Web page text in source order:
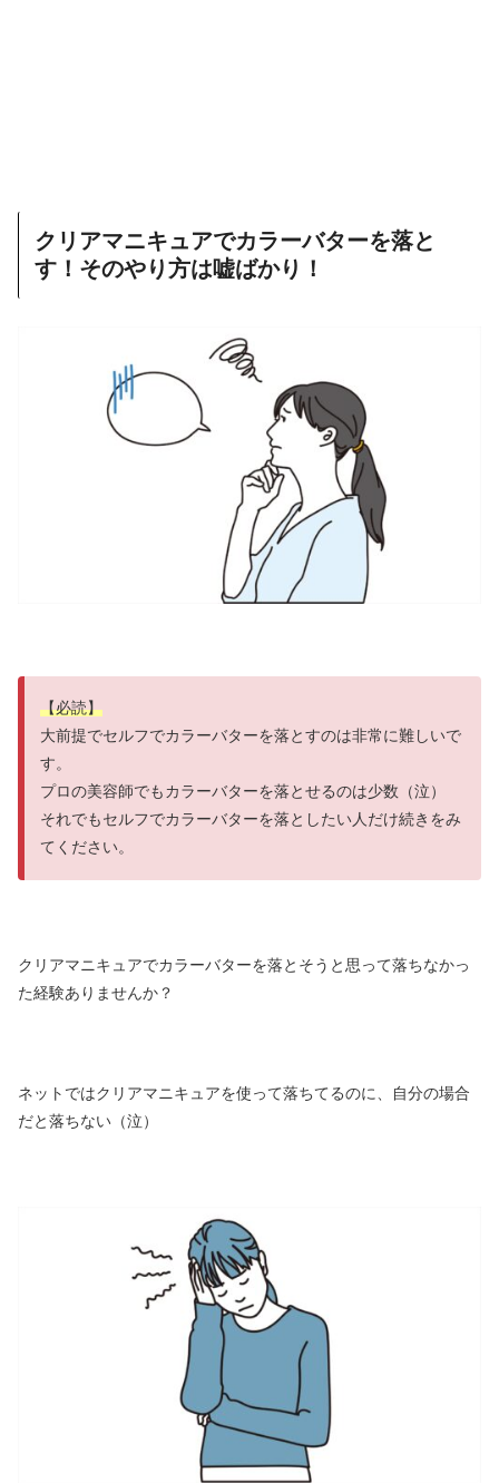
クリアマニキュアでカラーバターを落と
す！そのやり方は嘘ばかり！
【必読】
大前提でセルフでカラーバターを落とすのは非常に難しいで
す。
プロの美容師でもカラーバターを落とせるのは少数（泣）
それでもセルフでカラーバターを落としたい人だけ続きをみ
てください。
クリアマニキュアでカラーバターを落とそうと思って落ちなかっ
た経験ありませんか？
ネットではクリアマニキュアを使って落ちてるのに、自分の場合
だと落ちない（泣）